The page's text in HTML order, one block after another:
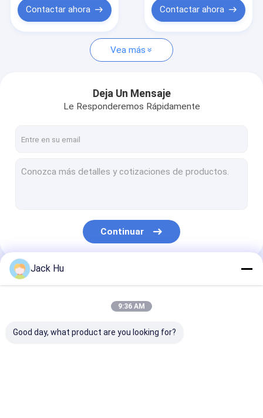
Pida una cita
Autobús del delantal del aeropuerto
Escaleras automotoras del pasajero
Aeropuerto Ambulift
Camión de servicio de lavabo
Autobús del pasajero del aeropuerto
Contactar ahora Contactar ahora
Vea más
Deja Un Mensaje
Le Responderemos Rápidamente
Continuar
Nuestras Categorías
Jack Hu
9:36 AM
Good day, what product are you looking for?